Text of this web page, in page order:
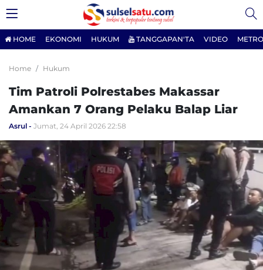
HOME EKONOMI HUKUM TANGGAPAN'TA VIDEO
Home Hukum
Tim Patroli Polrestabes Makassar
Amankan 7 Orang Pelaku Balap Liar
Asrul Jumat, 24 April 2026 22:58